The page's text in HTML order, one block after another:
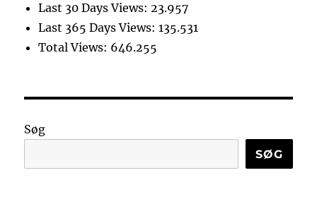
Last 30 Days Views:23.957
Last 365 Days Views:135.531
Total Views: 646.255
Søg
SØG